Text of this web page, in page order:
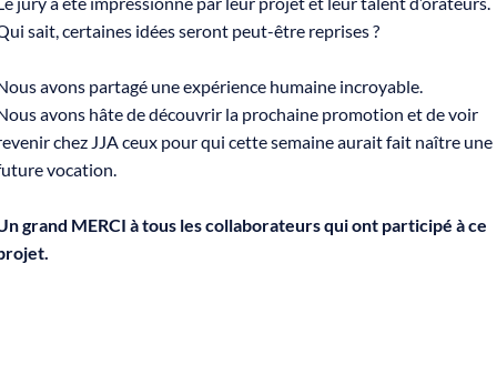
sait, certaines idées seront peut-être reprises ?
avons partagé une expérience humaine incroyable.
avons hâte de découvrir la prochaine promotion et de voir
chez JJA ceux pour qui cette semaine aurait fait naître une
vocation.
grand MERCI à tous les collaborateurs qui ont participé à ce